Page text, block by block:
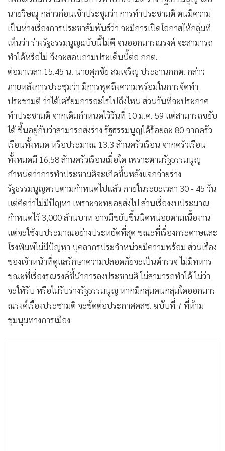
• Green Innovation & SD
• Management & HR
• MGR Live
• Infographic
• การเมือง
กีฬา
• ต่างประเทศ
• Special Scoop
• เศรษฐกิจ-ธุรกิจ
• จีน
• ชุมชน-คุณภาพชีวิต
• อาชญากรรม
• Motoring
• เกม
• วิทยาศาสตร์
• SMEs
• หุ้น
• อินโดจีน
• กองทุนรวม
•
Celeb Online
• Factcheck
นายวิษณุ กล่าวก่อนเข้าประชุมว่า การทำประชามติ ตนมีความ
เป็นห่วงเรื่องการประชาสัมพันธ์ว่า จะมีการเปิดโอกาสให้กลุ่มที่
เห็นว่า ร่างรัฐธรรมนูญฉบับนี้ไม่ดี จนออกมารณรงค์ จะสามารถ
ทำได้หรือไม่ จึงจะสอบถามประเด็นนี้ต่อ กกต.
ต่อมาเวลา 15.45 น. นายศุภชัย สมเจริญ ประธานกกต. กล่าว
ภายหลังการประชุมว่า มีการพูดถึงความพร้อมในการจัดทำ
ประชามติ ว่าได้เตรียมการอะไรไปถึงไหน ส่วนวันที่จะประกาศ
ทำประชามติ จากเดิมกำหนดไว้วันที่ 10 ม.ค. 59 แต่สามารถขยับ
ได้ ขึ้นอยู่กับว่าสามารถส่งร่าง รัฐธรรมนูญได้ร้อยละ 80 จากครัว
เรือนทั้งหมด หรือประมาณ 13.3 ล้านครัวเรือน จากครัวเรือน
ทั้งหมดมี 16.58 ล้านครัวเรือนเมื่อใด เพราะตามรัฐธรรมนูญ
กำหนดว่าการทำประชามติจะเกิดขึ้นหลังแจกจ่ายร่าง
รัฐธรรมนูญครบตามกำหนดไปแล้ว ภายในระยะเวลา 30 - 45 วัน
แต่คิดว่าไม่มีปัญหา เพราะจะทยอยส่งไป ส่วนเรื่องงบประมาณ
กำหนดไว้ 3,000 ล้านบาท อาจมีขยับขึ้นนิดหน่อยตามเนื้องาน
แต่จะใช้งบประมาณอย่างประหยัดที่สุด ขณะที่เรื่องกระดาษและ
โรงพิมพ์ไม่มีปัญหา บุคลากรประจำหน่วยมีความพร้อม ส่วนเรื่อง
ของเจ้าหน้าที่ดูแลรักษาความปลอดภัยจะเป็นตำรวจ ไม่มีทหาร
ขณะที่เรื่องรณรงค์ชี้นำการลงประชามติ ไม่สามารถทำได้ ไม่ว่า
จะให้รับ หรือไม่รับร่างรัฐธรรมนูญ หากมีกลุ่มคนกลุ่มใดออกมาร
ณรงค์เรื่องประชามติ จะขัดต่อประกาศคสช. ฉบับที่ 7 ที่ห้าม
ชุมนุมทางการเมือง